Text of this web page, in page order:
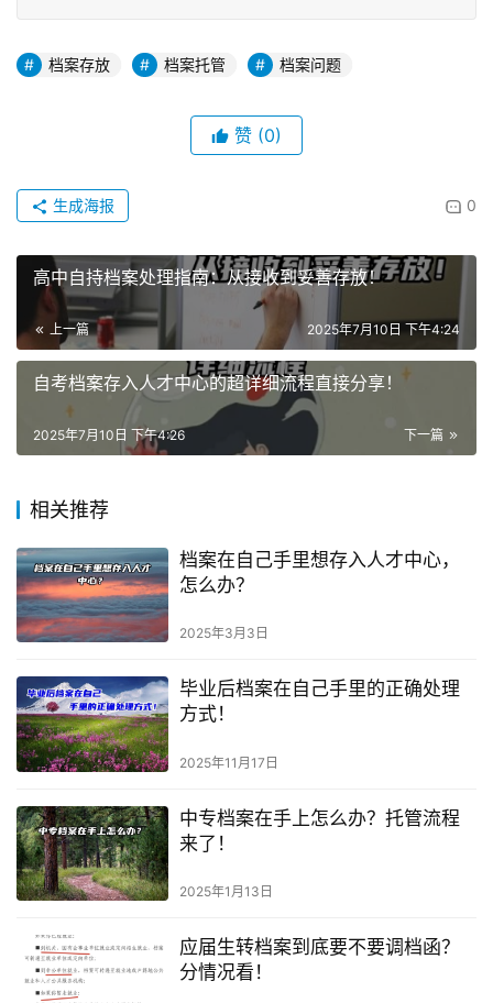
档案存放 档案托管 档案问题
赞 (0)
0
生成海报
高中自持档案处理指南：从接收到妥善存放！
上一篇 2025年7月10日 下午4:24
自考档案存入人才中心的超详细流程直接分享！
下一篇
2025年7月10日 下午4:26
相关推荐
档案在自己手里想存入人才中心，
怎么办？
2025年3月3日
毕业后档案在自己手里的正确处理
方式！
2025年11月17日
中专档案在手上怎么办？托管流程
来了！
2025年1月13日
应届生转档案到底要不要调档函？
分情况看！